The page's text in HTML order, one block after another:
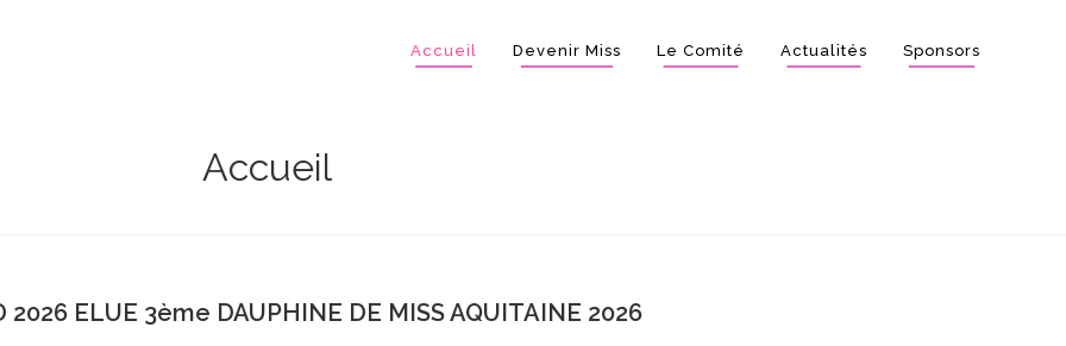
Accueil Devenir Miss Le Comité Actualités Sponsors
Accueil
2026 ELUE 3ème DAUPHINE DE MISS AQUITAINE 2026